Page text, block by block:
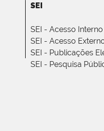
SEI
SEI - Acesso Interno
SEI - Acesso
SEI - Publicações
SEI - Pesquisa